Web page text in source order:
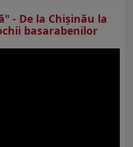
- De la Chișinău la
basarabenilor